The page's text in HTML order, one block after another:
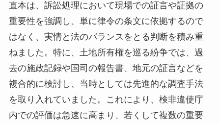
直本は、訴訟処理において現場での証言や証拠の
重要性を強調し、単に律令の条文に依拠するので
はなく、実情と法のバランスをとる判断を積み重
ねました。特に、土地所有権を巡る紛争では、過
去の施政記録や国司の報告書、地元の証言などを
複合的に検討し、当時としては先進的な調査手法
を取り入れていました。これにより、検非違使庁
内での評価は急速に高まり、若くして複数の重要